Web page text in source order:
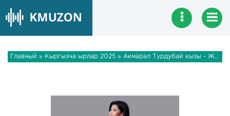
Главный » Кыргызча ырлар 2025 » Акмарал Турдубай кызы - Жалгызым сени сагындым